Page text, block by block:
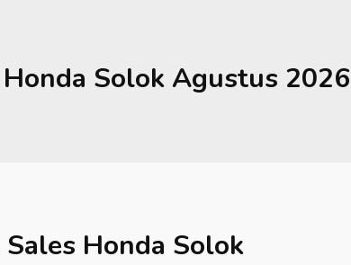
Honda SolokAgustus 2026
Honda Solok